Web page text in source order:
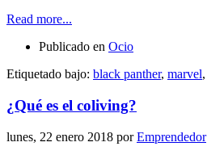
Read more...
Publicado en Ocio
Etiquetado bajo: black panther, marvel,
¿Qué es el coliving?
lunes, 22 enero 2018 porEmprendedor